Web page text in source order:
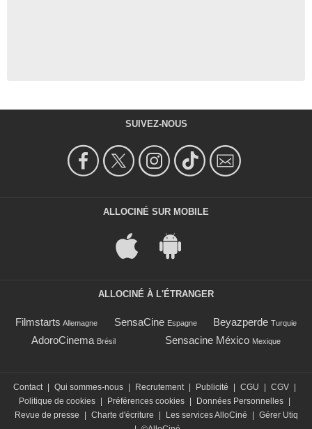
SUIVEZ-NOUS
ALLOCINÉ SUR MOBILE
ALLOCINÉ À L'ÉTRANGER
Filmstarts Allemagne SensaCine Espagne Beyazperde Turquie
AdoroCinema Brésil Sensacine México Mexique
Contact Qui sommes-nous Recrutement Publicité CGU CGV
Politique de cookies
Préférences cookies Données Personnelles
Revue de presse
Charte d'écriture Les services AlloCiné
Gérer Utiq